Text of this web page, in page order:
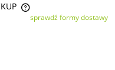
płatnościsprawdź formy dostawy